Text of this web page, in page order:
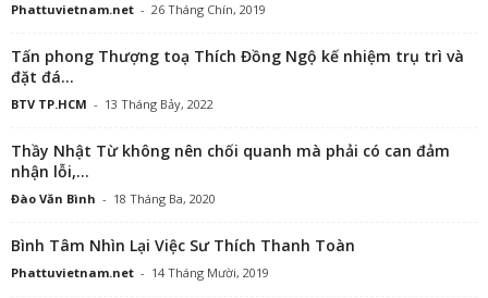
Phattuvietnam.net - 26 Tháng Chín, 2019
Tấn phong Thượng toạ Thích Đồng Ngộ kế nhiệm trụ trì và
đặt đá...
BTV TP.HCM - 13 Tháng Bảy, 2022
Thầy Nhật Từ không nên chối quanh mà phải có can đảm
nhận lỗi,...
Đào Văn Bình - 18 Tháng Ba, 2020
Bình Tâm Nhìn Lại Việc Sư Thích Thanh Toàn
Phattuvietnam.net - 14 Tháng Mười, 2019